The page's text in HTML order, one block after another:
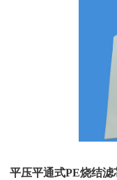
平压平通式PE烧结滤